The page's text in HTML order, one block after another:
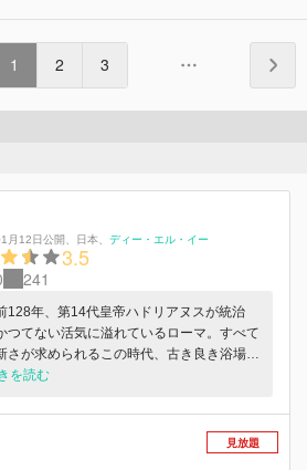
1 2 3
月12日公開 日本 ディー・エル・イー
3.5
241
128年、第14代皇帝ハドリアヌスが統治
つてない活気に溢れているローマ。すべて
さが求められるこの時代、古き良き浴場を
設計技師のルシウス・モデストゥスは、生
まう。落ち込むルシウスは、友人に誘われ
た公衆浴場から、突然現代日本の銭湯にタ
リップしてしまい・・・！？ 古代ローマ
を読む
見放題